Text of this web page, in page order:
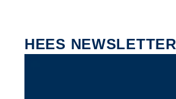
HEES NEWSLETTER